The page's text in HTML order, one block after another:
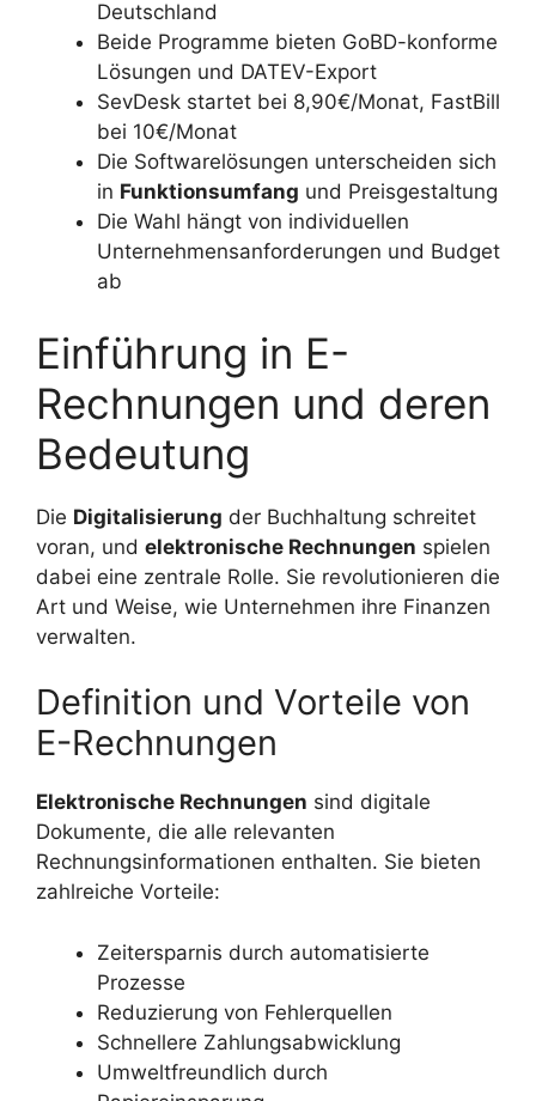
Deutschland
Beide Programme bieten GoBD-konforme
Lösungen und DATEV-Export
SevDesk startet bei 8,90€/Monat, FastBill
bei 10€/Monat
Die Softwarelösungen unterscheiden sich
in Funktionsumfang und Preisgestaltung
Die Wahl hängt von individuellen
Unternehmensanforderungen und Budget
ab
Einführung in E-
Rechnungen und deren
Bedeutung
Die Digitalisierung der Buchhaltung schreitet
voran, und elektronische Rechnungen spielen
dabei eine zentrale Rolle. Sie revolutionieren die
Art und Weise, wie Unternehmen ihre Finanzen
verwalten.
Definition und Vorteile von
E-Rechnungen
Elektronische Rechnungen sind digitale
Dokumente, die alle relevanten
Rechnungsinformationen enthalten. Sie bieten
zahlreiche Vorteile:
Zeitersparnis durch automatisierte
Prozesse
Reduzierung von Fehlerquellen
Schnellere Zahlungsabwicklung
Umweltfreundlich durch